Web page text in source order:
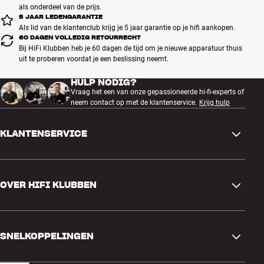
als onderdeel van de prijs.
5 JAAR LEDENGARANTIE
Als lid van de klantenclub krijg je 5 jaar garantie op je hifi aankopen.
60 DAGEN VOLLEDIG RETOURRECHT
Bij HiFi Klubben heb je 60 dagen de tijd om je nieuwe apparatuur thuis
uit te proberen voordat je een beslissing neemt.
HULP NODIG?
Vraag het een van onze gepassioneerde hi-fi-experts of
neem contact op met de klantenservice. Krijg hulp
KLANTENSERVICE
Vragen en antwoorden
Ruilen en retourneren
Bestelling herroepen
OVER HIFI KLUBBEN
Over ons
SNELKOPPELINGEN